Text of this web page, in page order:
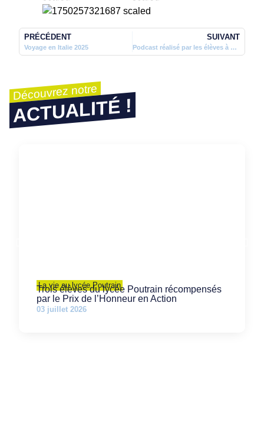
PRÉCÉDENT
Voyage en Italie 2025
SUIVANT
Podcast réalisé par les élèves à 100% en partenariat avec Radio Grenouille et RAM05
Découvrez notre
ACTUALITÉ !
La vie au lycée Poutrain
Trois élèves du lycée Poutrain récompensés
par le Prix de l’Honneur en Action
03 juillet 2026